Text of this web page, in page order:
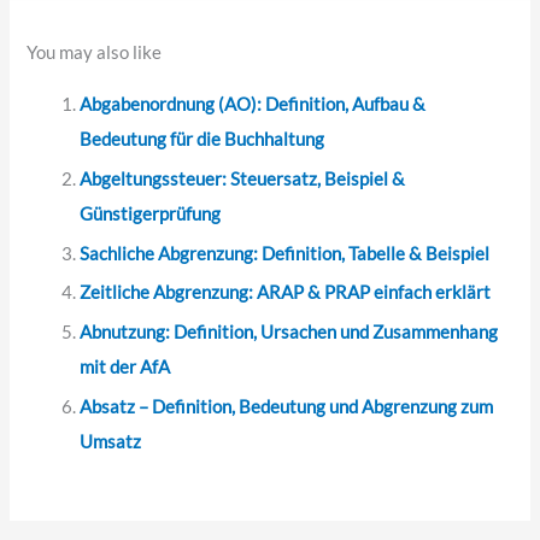
You may also like
Abgabenordnung (AO): Definition, Aufbau &
Bedeutung für die Buchhaltung
Abgeltungssteuer: Steuersatz, Beispiel &
Günstigerprüfung
Sachliche Abgrenzung: Definition, Tabelle & Beispiel
Zeitliche Abgrenzung: ARAP & PRAP einfach erklärt
Abnutzung: Definition, Ursachen und Zusammenhang
mit der AfA
Absatz – Definition, Bedeutung und Abgrenzung zum
Umsatz